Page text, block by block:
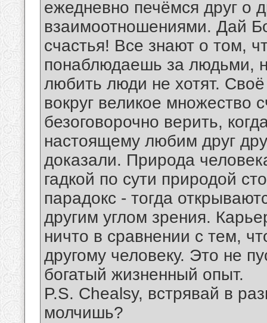
ежедневно печёмся друг о
взаимоотношениями. Дай
счастья! Все знают о том,
понаблюдаешь за людьми,
любить люди не хотят.
вокруг великое
безоговорочно верить,
настоящему любим друг
доказали. Природа
гадкой по сути природой
парадокс - тогда
другим углом зрения.
ничто в сравнении с тем,
другому человеку. Это не
богатый жизненный опыт.
P.S. Chealsy, встрявай в
молчишь?